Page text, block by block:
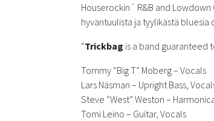
Houserockin´ R&B and
hyväntuulista ja tyylikästä
“Trickbag is a band guaranteed
Tommy “Big T” Moberg – Vocals
Lars Näsman – Upright Bass,
Steve “West” Weston –
Tomi Leino – Guitar, Vocals